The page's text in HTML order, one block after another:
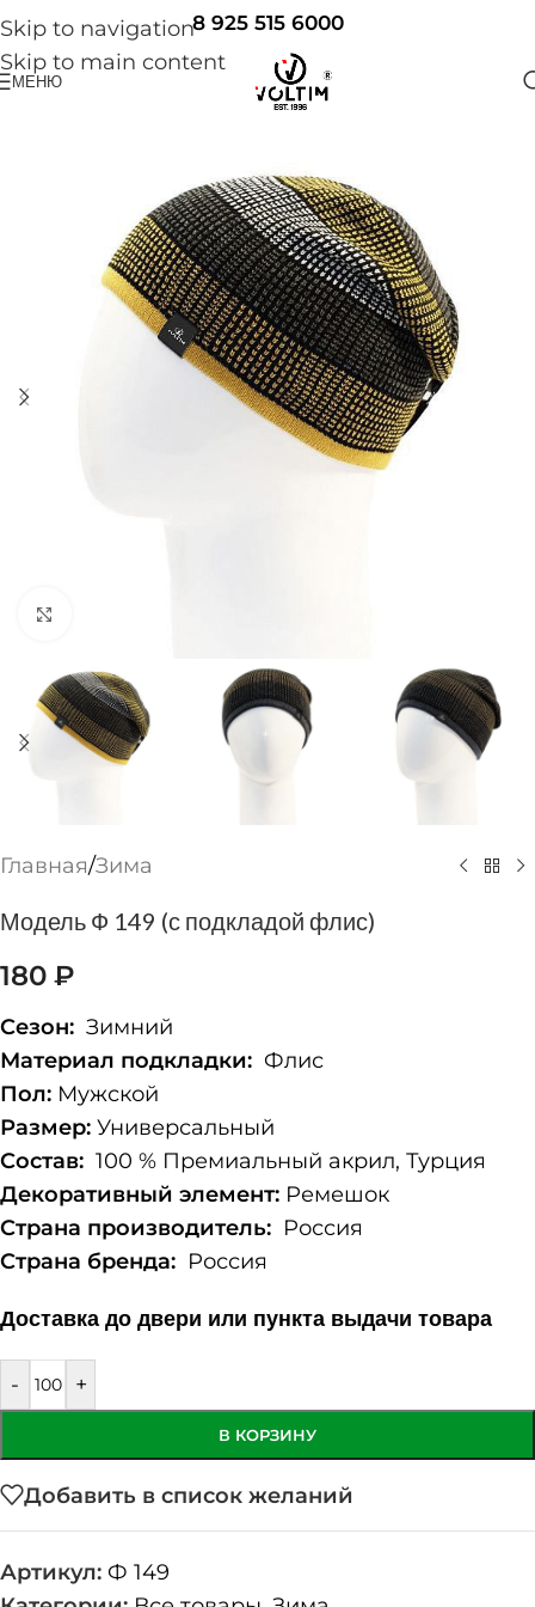
Skip to navigation
Skip to main content
8 925 515 6000
МЕНЮ
Главная/Зима
Модель Ф 149 (с подкладой флис)
180 ₽
Сезон: Зимний
Материал подкладки: Флис
Пол: Мужской
Размер: Универсальный
Состав: 100 % Премиальный акрил, Турция
Декоративный элемент: Ремешок
Страна производитель: Россия
Страна бренда: Россия
Доставка до двери или пункта выдачи товара
- +
В КОРЗИНУ
Добавить в список желаний
Артикул: Ф 149